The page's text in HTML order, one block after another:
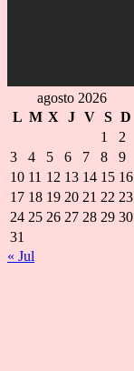
agosto 2026
L M X J V S D
1
2
3
4 5 6 7 8
9
10 11 12 13 14 15 16
17 18 19 20 21 22 23
24 25 26 27 28 29 30
31
« Jul